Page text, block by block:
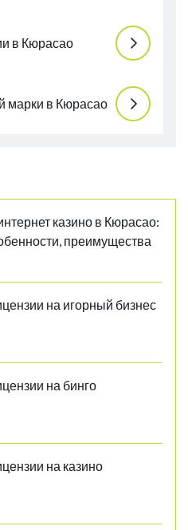
в Кюрасао
марки в Кюрасао
казино в Кюрасао:
преимущества
на игорный бизнес
на бинго
на казино